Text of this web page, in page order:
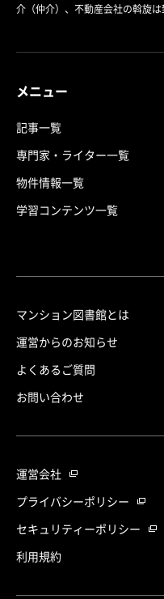
介（仲介）、不動産会社の斡旋
メニュー
記事一覧
専門家・ライター一覧
物件情報一覧
学習コンテンツ一覧
マンション図書館とは
運営からのお知らせ
よくあるご質問
お問い合わせ
運営会社
プライバシーポリシー
セキュリティーポリシー
利用規約